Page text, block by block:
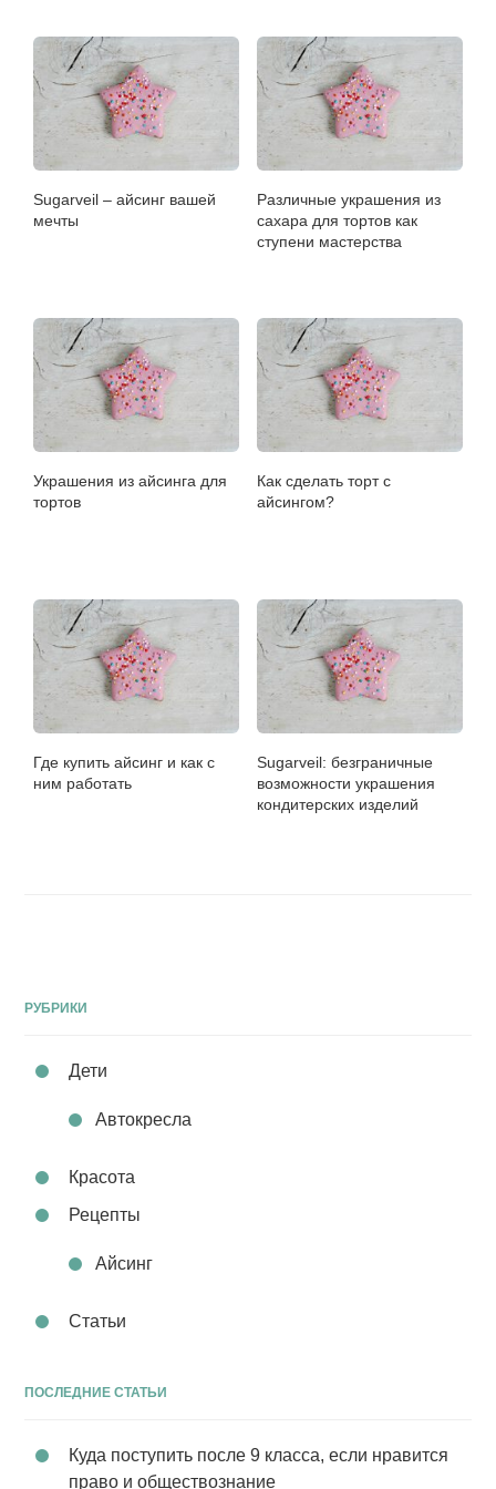
Sugarveil – айсинг вашей
мечты
Различные украшения из
сахара для тортов как
ступени мастерства
Украшения из айсинга для
тортов
Как сделать торт с
айсингом?
Где купить айсинг и как с
ним работать
Sugarveil: безграничные
возможности украшения
кондитерских изделий
РУБРИКИ
Дети
Автокресла
Красота
Рецепты
Айсинг
Статьи
ПОСЛЕДНИЕ СТАТЬИ
Куда поступить после 9 класса, если нравится
право и обществознание